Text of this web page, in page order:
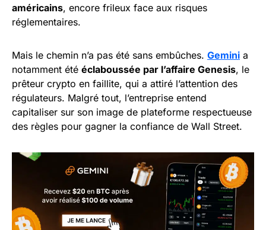
américains, encore frileux face aux risques
réglementaires.
Mais le chemin n’a pas été sans embûches. Gemini a
notamment été éclaboussée par l’affaire Genesis, le
prêteur crypto en faillite, qui a attiré l’attention des
régulateurs. Malgré tout, l’entreprise entend
capitaliser sur son image de plateforme respectueuse
des règles pour gagner la confiance de Wall Street.